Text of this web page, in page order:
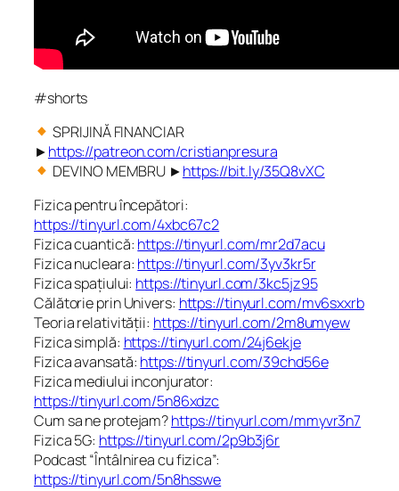
#shorts
SPRIJINĂ FINANCIAR
►https://patreon.com/cristianpresura
DEVINO MEMBRU ►https://bit.ly/35Q8vXC
Fizica pentru începători:
https://tinyurl.com/4xbc67c2
Fizica cuantică: https://tinyurl.com/mr2d7acu
Fizica nucleara: https://tinyurl.com/3yv3kr5r
Fizica spațiului: https://tinyurl.com/3kc5jz95
Călătorie prin Univers: https://tinyurl.com/mv6sxxrb
Teoria relativității: https://tinyurl.com/2m8umyew
Fizica simplă: https://tinyurl.com/24j6ekje
Fizica avansată: https://tinyurl.com/39chd56e
Fizica mediului inconjurator:
https://tinyurl.com/5n86xdzc
Cum sa ne protejam?https://tinyurl.com/mmyvr3n7
Fizica 5G: https://tinyurl.com/2p9b3j6r
Podcast “Întâlnirea cu fizica”:
https://tinyurl.com/5n8hsswe